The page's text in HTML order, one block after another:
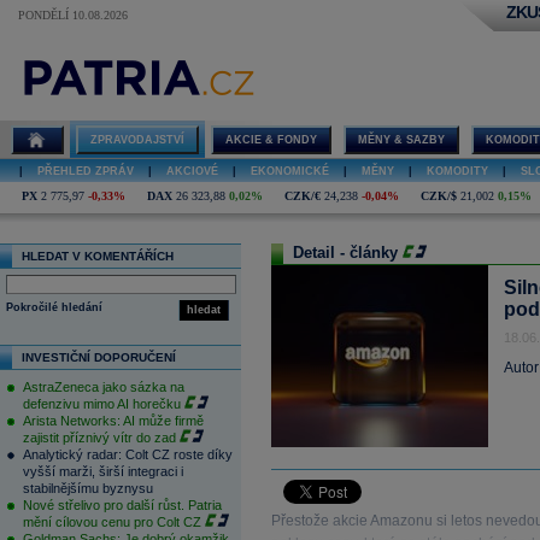
PONDĚLÍ 10.08.2026
ZPRAVODAJSTVÍ AKCIE & FONDY MĚNY & SAZBY
PŘEHLED ZPRÁV AKCIOVÉ EKONOMICKÉ MĚNY KOMODITY
PX 2 775,97 -0,33% DAX 26 323,88 0,02% CZK/€ 24,238 -0,04% CZK/$ 21,002 0,15%
HLEDAT V KOMENTÁŘÍCH
hledat
Pokročilé hledání
INVESTIČNÍ DOPORUČENÍ
AstraZeneca jako sázka na
defenzivu mimo AI horečku
Arista Networks: AI může firmě
zajistit příznivý vítr do zad
Analytický radar: Colt CZ roste díky
vyšší marži, širší integraci i
stabilnějšímu byznysu
Nové střelivo pro další růst. Patria
mění cílovou cenu pro Colt CZ
Detail - články
Přestože akcie Amazonu si letos